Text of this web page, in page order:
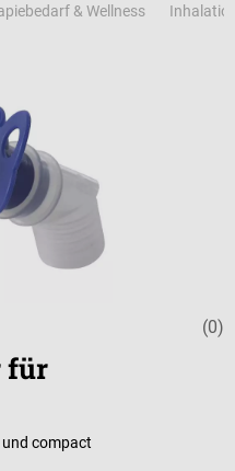
& Wellness
(0)
für
compact